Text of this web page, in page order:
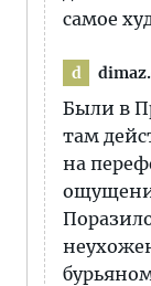
самое
d
Были в
там
на